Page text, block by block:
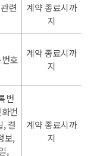
련
계약 종료시까
지
호
계약 종료시까
지
번
번
, 결
보,
,
계약 종료시까
지